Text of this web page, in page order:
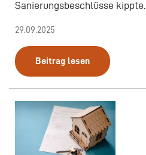
Sanierungsbeschlüsse kippte.
29.09.2025
Beitrag lesen